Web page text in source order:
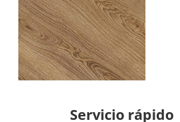
Servicio rápido